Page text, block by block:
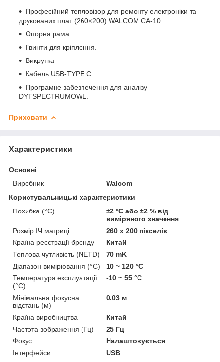
Професійний тепловізор для ремонту електроніки та
друкованих плат (260×200) WALCOM CA-10
Опорна рама.
Гвинти для кріплення.
Викрутка.
Кабель USB-TYPE C
Програмне забезпечення для аналізу
DYTSPECTRUMOWL.
Приховати
Характеристики
Основні
Виробник
Walcom
Користувальницькі характеристики
Похибка (°C)
±2 ºC або ±2 % від
виміряного значення
Розмір ІЧ матриці
260 х 200 пікселів
Країна реєстрації бренду
Китай
Теплова чутливість (NETD)
70 mK
Діапазон вимірювання (°C)
10 ~ 120 °С
Температура експлуатації
(°C)
-10 ~ 55 °С
Мінімальна фокусна
відстань (м)
0.03 м
Країна виробництва
Китай
Частота зображення (Гц)
25 Гц
Фокус
Налаштовується
Інтерфейси
USB